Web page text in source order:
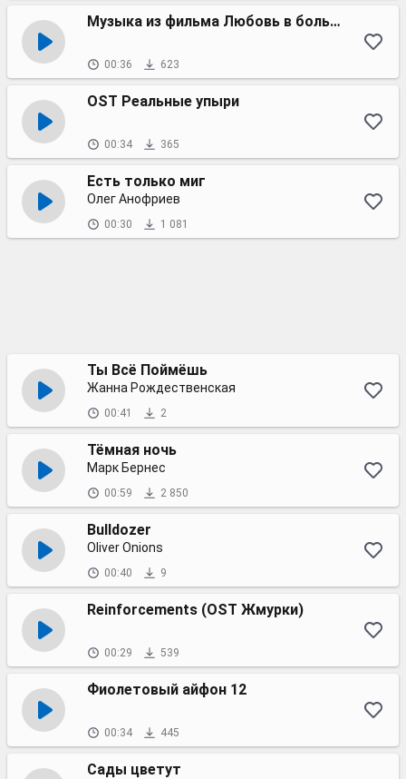
Музыка из фильма Любовь в большом городе
00:36 623
OST Реальные упыри
00:34 365
Есть только миг
Олег Анофриев
00:30 1 081
Ты Всё Поймёшь
Жанна Рождественская
00:41 2
Тёмная ночь
Марк Бернес
00:59 2 850
Bulldozer
Oliver Onions
00:40 9
Reinforcements (OST Жмурки)
00:29 539
Фиолетовый айфон 12
00:34 445
Сады цветут